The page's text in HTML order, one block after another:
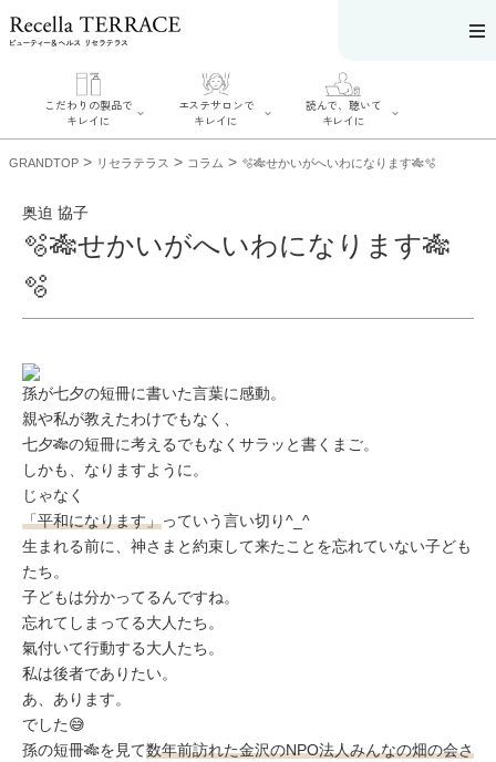
こだわりの製品で
キレイに
こだわりの製品
SERIES#01 私た
SERIES#03 無
添加化粧品につ
いて
エステサロンで
キレイに
リフティング認
す
リフティング認
定とは？
肌改善のプロと
は？
読んで、聴いて
キレイに
リセラジャーナ
ニキビ 日焼け
GRANDTOP > リセラテラス > コラム > 🫧🎋せかいがへいわになります🎋🫧
奥迫 協子
🫧🎋せかいがへいわになります🎋
🫧
孫が七夕の短冊に書いた言葉に感動。
親や私が教えたわけでもなく、
七夕🎋の短冊に考えるでもなくサラッと書くまご。
しかも、なりますように。
じゃなく
「平和になります」っていう言い切り^_^
生まれる前に、神さまと約束して来たことを忘れていない子ども
たち。
子どもは分かってるんですね。
忘れてしまってる大人たち。
氣付いて行動する大人たち。
私は後者でありたい。
あ、あります。
でした😅
孫の短冊🎋を見て数年前訪れた金沢のNPO法人みんなの畑の会さ